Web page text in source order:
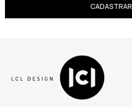
CADASTRAR